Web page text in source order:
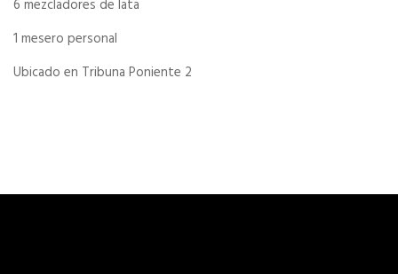
6 mezcladores de lata
1 mesero personal
Ubicado en Tribuna Poniente 2